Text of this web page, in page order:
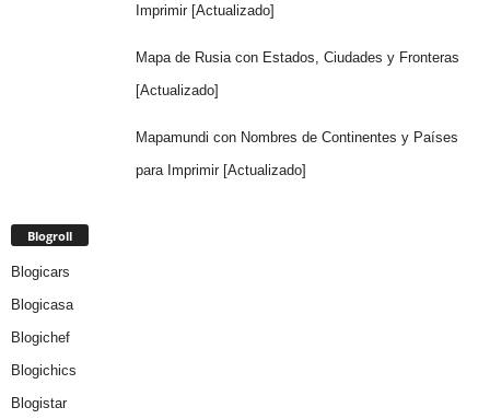
Imprimir [Actualizado]
Mapa de Rusia con Estados, Ciudades y Fronteras
[Actualizado]
Mapamundi con Nombres de Continentes y Países
para Imprimir [Actualizado]
Blogroll
Blogicars
Blogicasa
Blogichef
Blogichics
Blogistar